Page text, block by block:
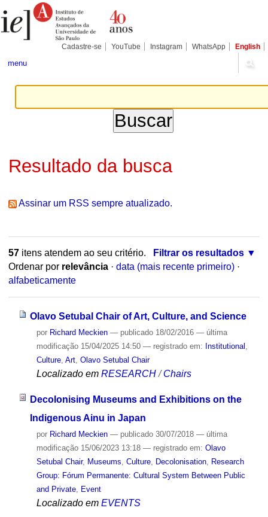
para
conteúdo.
Pessoais
Cadastre-se YouTube Instagram WhatsApp English
menu
Resultado da busca
Assinar um RSS sempre atualizado.
57itens atendem ao seu critério.
Filtrar os resultados
Ordenar por relevância · data (mais recente primeiro) ·
alfabeticamente
Olavo Setubal Chair of Art, Culture, and Science
por Richard Meckien — publicado18/02/2016 — última
modificação15/04/2025 14:50 — registrado em: Institutional
Culture, Art, Olavo Setubal Chair
Localizado em RESEARCH /Chairs
Decolonising Museums and Exhibitions on the
Indigenous Ainu in Japan
por Richard Meckien — publicado30/07/2018 — última
modificação15/06/2023 13:18 — registrado em: Olavo
Setubal Chair, Museums Culture, Decolonisation, Research
Group: Fórum Permanente: Cultural System Between Public
and Private, Event
Localizado em EVENTS